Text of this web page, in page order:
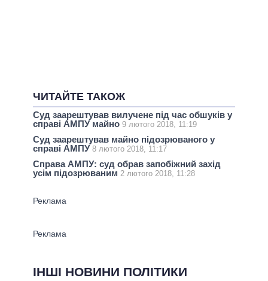
ЧИТАЙТЕ ТАКОЖ
Суд заарештував вилучене під час обшуків у
справі АМПУ майно 9 лютого 2018, 11:19
Суд заарештував майно підозрюваного у
справі АМПУ 8 лютого 2018, 11:17
Справа АМПУ: суд обрав запобіжний захід
усім підозрюваним 2 лютого 2018, 11:28
ІНШІ НОВИНИ ПОЛІТИКИ